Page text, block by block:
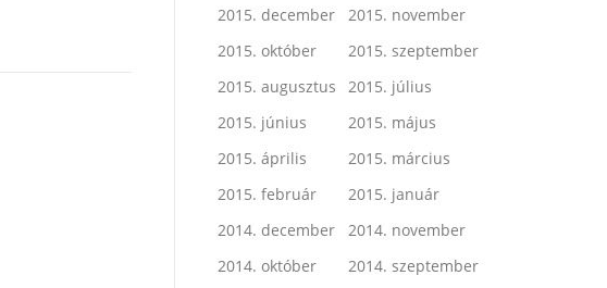
2015. december
2015. november
2015. október
2015. szeptember
2015. augusztus
2015. július
2015. június
2015. május
2015. április
2015. március
2015. február
2015. január
2014. december
2014. november
2014. október
2014. szeptember